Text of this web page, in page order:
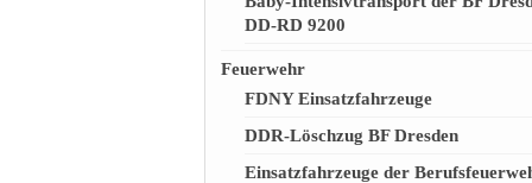
DD-RD 9200
Feuerwehr
FDNY Einsatzfahrzeuge
DDR-Löschzug BF Dresden
Einsatzfahrzeuge der